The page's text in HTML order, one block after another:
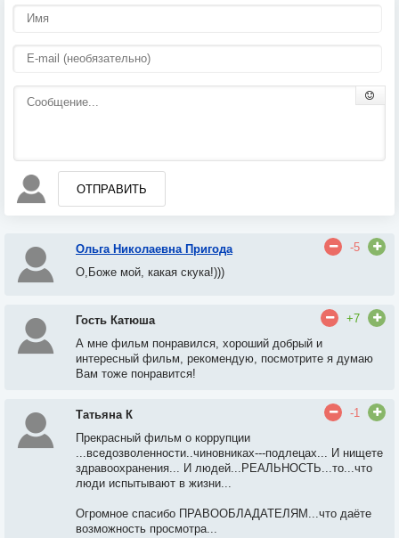
ОТПРАВИТЬ
Ольга Николаевна Пригода
-5
О,Боже мой, какая скука!)))
Гость Катюша
+7
А мне фильм понравился, хороший добрый и
интересный фильм, рекомендую, посмотрите я думаю
Вам тоже понравится!
Татьяна К
-1
Прекрасный фильм о коррупции
...вседозволенности..чиновниках---подлецах... И нищете
здравоохранения... И людей...РЕАЛЬНОСТЬ...то...что
люди испытывают в жизни...
Огромное спасибо ПРАВООБЛАДАТЕЛЯМ...что даёте
возможность просмотра...